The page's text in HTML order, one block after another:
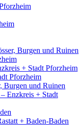
Burgen und Ruinen
+ Stadt Pforzheim
Pforzheim
Burgen und Ruinen
Enzkreis + Stadt
+ Baden-Baden